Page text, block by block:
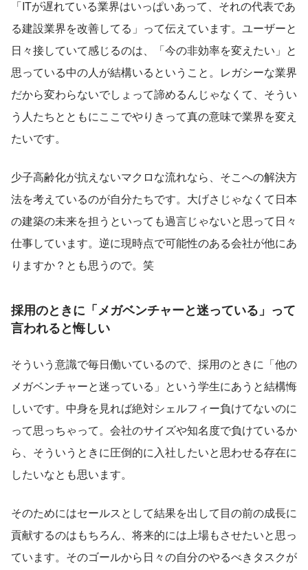
「ITが遅れている業界はいっぱいあって、それの代表であ
る建設業界を改善してる」って伝えています。ユーザーと
日々接していて感じるのは、「今の非効率を変えたい」と
思っている中の人が結構いるということ。レガシーな業界
だから変わらないでしょって諦めるんじゃなくて、そうい
う人たちとともにここでやりきって真の意味で業界を変え
たいです。
少子高齢化が抗えないマクロな流れなら、そこへの解決方
法を考えているのが自分たちです。大げさじゃなくて日本
の建築の未来を担うといっても過言じゃないと思って日々
仕事しています。逆に現時点で可能性のある会社が他にあ
りますか？とも思うので。笑
採用のときに「メガベンチャーと迷っている」って
言われると悔しい
そういう意識で毎日働いているので、採用のときに「他の
メガベンチャーと迷っている」という学生にあうと結構悔
しいです。中身を見れば絶対シェルフィー負けてないのに
って思っちゃって。会社のサイズや知名度で負けているか
ら、そういうときに圧倒的に入社したいと思わせる存在に
したいなとも思います。
そのためにはセールスとして結果を出して目の前の成長に
貢献するのはもちろん、将来的には上場もさせたいと思っ
ています。そのゴールから日々の自分のやるべきタスクが